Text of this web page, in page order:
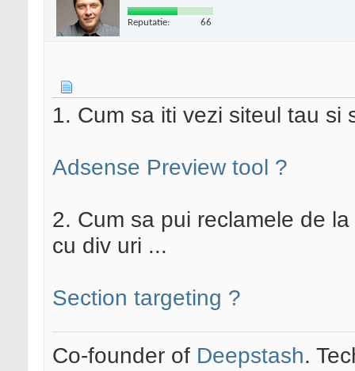
Reputatie: 66
1. Cum sa iti vezi siteul tau si
Adsense Preview tool ?
2. Cum sa pui reclamele de
cu div uri ...
Section targeting ?
Co-founder of Deepstash.